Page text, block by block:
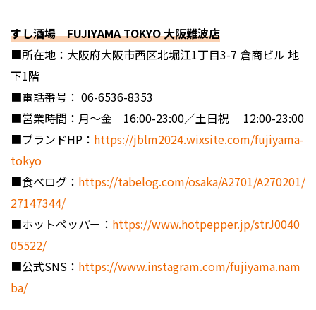
すし酒場 FUJIYAMA TOKYO 大阪難波店
■所在地：大阪府大阪市西区北堀江1丁目3-7 倉商ビル 地
下1階
■電話番号： 06-6536-8353
■営業時間：月〜金 16:00-23:00／土日祝 12:00-23:00
■ブランドHP： https://jblm2024.wixsite.com/fujiyama-
tokyo
■食べログ： https://tabelog.com/osaka/A2701/A270201/
27147344/
■ホットペッパー： https://www.hotpepper.jp/strJ0040
05522/
■公式SNS： https://www.instagram.com/fujiyama.nam
ba/